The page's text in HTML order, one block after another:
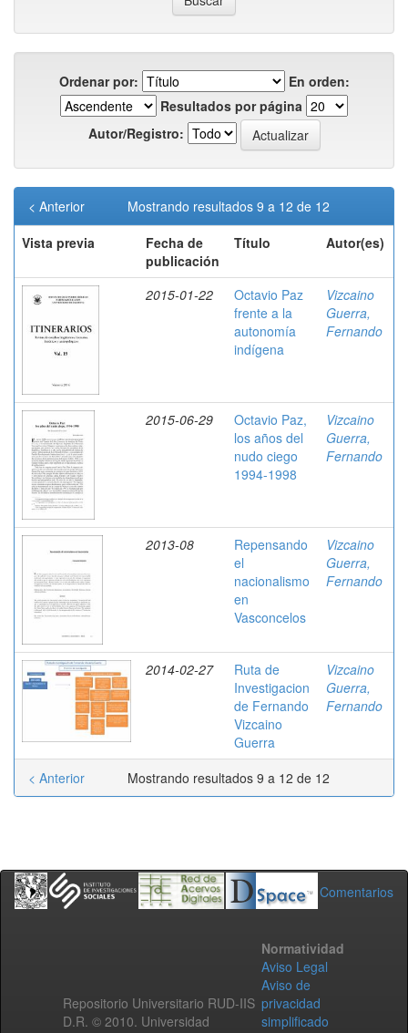
Ordenar por:
En orden:
Resultados por página
Autor/Registro:
Mostrando resultados 9 a 12 de 12
< Anterior
Vista previa
Fecha de
publicación
Título Autor(es)
2015-01-22
Octavio Paz
frente a la
autonomía
indígena
Vizcaino
Guerra,
Fernando
2015-06-29
Octavio Paz,
los años del
nudo ciego
1994-1998
Vizcaino
Guerra,
Fernando
2013-08
Repensando
el
nacionalismo
en
Vasconcelos
Vizcaino
Guerra,
Fernando
2014-02-27
Ruta de
Investigacion
de Fernando
Vizcaino
Guerra
Vizcaino
Guerra,
Fernando
Mostrando resultados 9 a 12 de 12
< Anterior
Comentarios
Repositorio Universitario RUD-IIS
D.R. © 2010. Universidad
Normatividad
Aviso Legal
Aviso de
privacidad
simplificado